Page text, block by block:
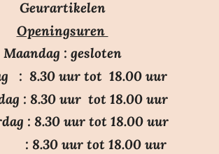
r
r
e
n
r
e
n
r
e
n
r
e
n
Geurartikelen
Openingsuren
Maandag : gesloten
: 8.30 uur tot 18.00 uur
: 8.30 uur tot 18.00 uur
: 8.30 uur tot 18.00 uur
: 8.30 uur tot 18.00 uur